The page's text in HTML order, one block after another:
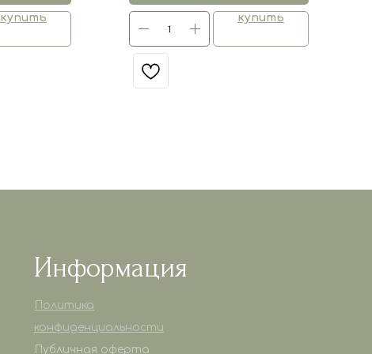
купить купить
Информация
Политика
конфиденциальности
Публичная оферта